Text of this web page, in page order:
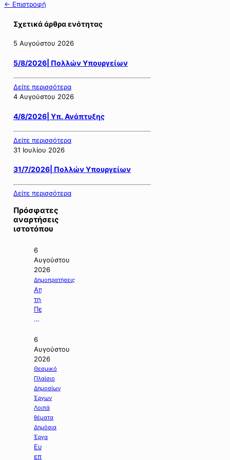
← Επιστροφή
Σχετικά άρθρα ενότητας
5 Αυγούστου 2026
5/8/2026| Πολλών Υπουργείων
Δείτε περισσότερα
4 Αυγούστου 2026
4/8/2026| Υπ. Ανάπτυξης
Δείτε περισσότερα
31 Ιουλίου 2026
31/7/2026| Πολλών Υπουργείων
Δείτε περισσότερα
Πρόσφατες
αναρτήσεις
ιστοτόπου
6
Αυγούστου
2026
Δημοπρατήσεις
Απόφαση
της
Περιφέρειας
Κεντρικής
με
την
οποία
ματαιώνεται
δημοπρασία
έργου.
6
Αυγούστου
2026
Θεσμικό
Πλαίσιο
Δημοσίων
Έργων
Λοιπά
θέματα
Δημόσια
Έργα
Ευχαριστήριος
επιστολή